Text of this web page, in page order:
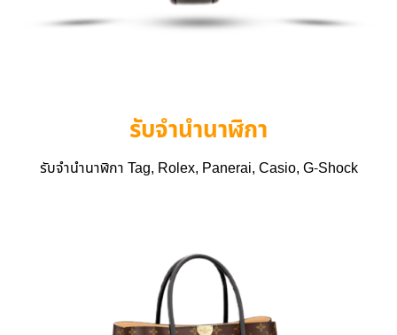
รับจำนำนาฬิกา
รับจำนำนาฬิกา Tag, Rolex, Panerai, Casio, G-Shock